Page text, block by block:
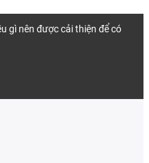
gì nên được cải thiện để có